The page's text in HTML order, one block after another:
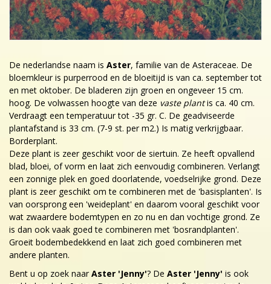
De nederlandse naam is Aster, familie van de Asteraceae. De
bloemkleur is purperrood en de bloeitijd is van ca. september tot
en met oktober. De bladeren zijn groen en ongeveer 15 cm.
hoog. De volwassen hoogte van deze vaste plantis ca. 40 cm.
Verdraagt een temperatuur tot -35 gr. C. De geadviseerde
plantafstand is 33 cm. (7-9 st. per m2.) Is matig verkrijgbaar.
Borderplant.
Deze plant is zeer geschikt voor de siertuin. Ze heeft opvallend
blad, bloei, of vorm en laat zich eenvoudig combineren. Verlangt
een zonnige plek en goed doorlatende, voedselrijke grond. Deze
plant is zeer geschikt om te combineren met de 'basisplanten'. Is
van oorsprong een 'weideplant' en daarom vooral geschikt voor
wat zwaardere bodemtypen en zo nu en dan vochtige grond. Ze
is dan ook vaak goed te combineren met 'bosrandplanten'.
Groeit bodembedekkend en laat zich goed combineren met
andere planten.
Bent u op zoek naarAster 'Jenny'? De Aster 'Jenny' is ook